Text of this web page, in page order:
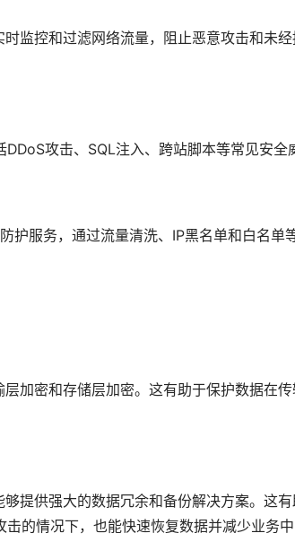
监控和过滤网络流量，阻止恶意攻击和未
攻击、SQL注入、跨站脚本等常见安全
护服务，通过流量清洗、IP黑名单和白名单
加密和存储层加密。这有助于保护数据在
提供强大的数据冗余和备份解决方案。这
的情况下，也能快速恢复数据并减少业务